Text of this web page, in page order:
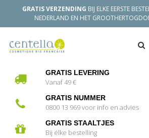
GRATIS VERZENDING BIJ ELKE EERSTE
NEDERLAND EN HET
GRATIS LEVERING
Vanaf 49 €
GRATIS NUMMER
0800 13 969 voor info en advies
GRATIS STAALTJES
Bij élke bestelling